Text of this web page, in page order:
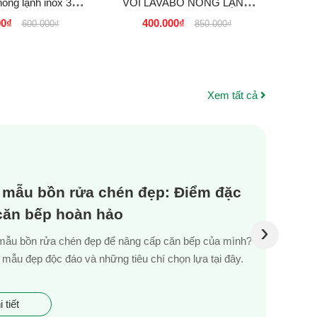
lạnh inox 304
rẻ tại tphcm
600.000₫
VÒI LAVABO NÓNG LẠNH
INOX 304 MÀU ĐEN GIÁ RẺ
400.000₫ 850.000₫
Xem tất cả
bồn rửa chén đẹp: Điểm đặc
bếp hoàn hảo
bồn rửa chén đẹp để nâng cấp căn bếp của mình?
đẹp độc đáo và những tiêu chí chọn lựa tại đây.
tiết
›